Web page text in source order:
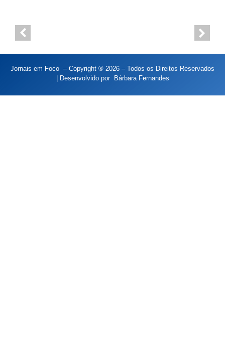
Jornais em Foco – Copyright ® 2026 – Todos os Direitos Reservados
| Desenvolvido por Bárbara Fernandes